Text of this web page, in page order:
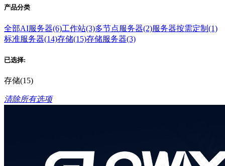
产品分类
全部AI服务器(6)工作站(3)多节点服务器(2)服务器按需定制(1)
标准服务器(14)存储(15)存储服务器(3)
已选择:
存储(15)
清除所有选项